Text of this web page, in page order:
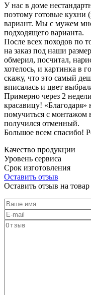
У нас в доме
поэтому готовые кухни
вариант. Мы с мужем
подходящего варианта.
После всех походов по
на заказ под наши
обмерил, посчитал,
хотелось, и картинка в
скажу, что это самый
вписалась и цвет
Примерно через 2
красавицу!
помучиться с монтажом
получился отменный.
Большое всем спасибо!
Качество продукции
Уровень сервиса
Срок изготовления
Оставить отзыв
Оставить отзыв на